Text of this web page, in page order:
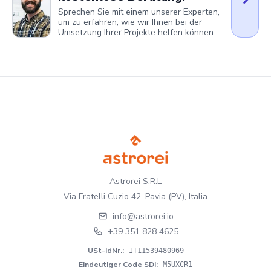
Sprechen Sie mit einem unserer Experten,
um zu erfahren, wie wir Ihnen bei der
Umsetzung Ihrer Projekte helfen können.
Astrorei S.R.L
Via Fratelli Cuzio 42, Pavia (PV), Italia
info@astrorei.io
+39 351 828 4625
USt-IdNr.: IT11539480969
Eindeutiger Code SDI: M5UXCR1